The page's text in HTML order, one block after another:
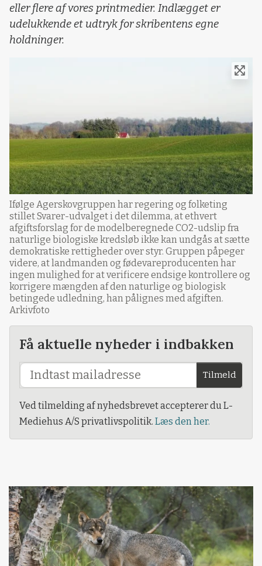
eller flere af vores printmedier. Indlægget er
udelukkende et udtryk for skribentens egne
holdninger.
Ifølge Agerskovgruppen har regering og folketing
stillet Svarer-udvalget i det dilemma, at ethvert
afgiftsforslag for de modelberegnede CO2-udslip fra
naturlige biologiske kredsløb ikke kan undgås at sætte
demokratiske rettigheder over styr. Gruppen påpeger
videre, at landmanden og fødevareproducenten har
ingen mulighed for at verificere endsige kontrollere og
korrigere mængden af den naturlige og biologisk
betingede udledning, han pålignes med afgiften.
Arkivfoto
Få aktuelle nyheder i indbakken
Tilmeld
Ved tilmelding af nyhedsbrevet accepterer du L-
Mediehus A/S privatlivspolitik. Læs den her.